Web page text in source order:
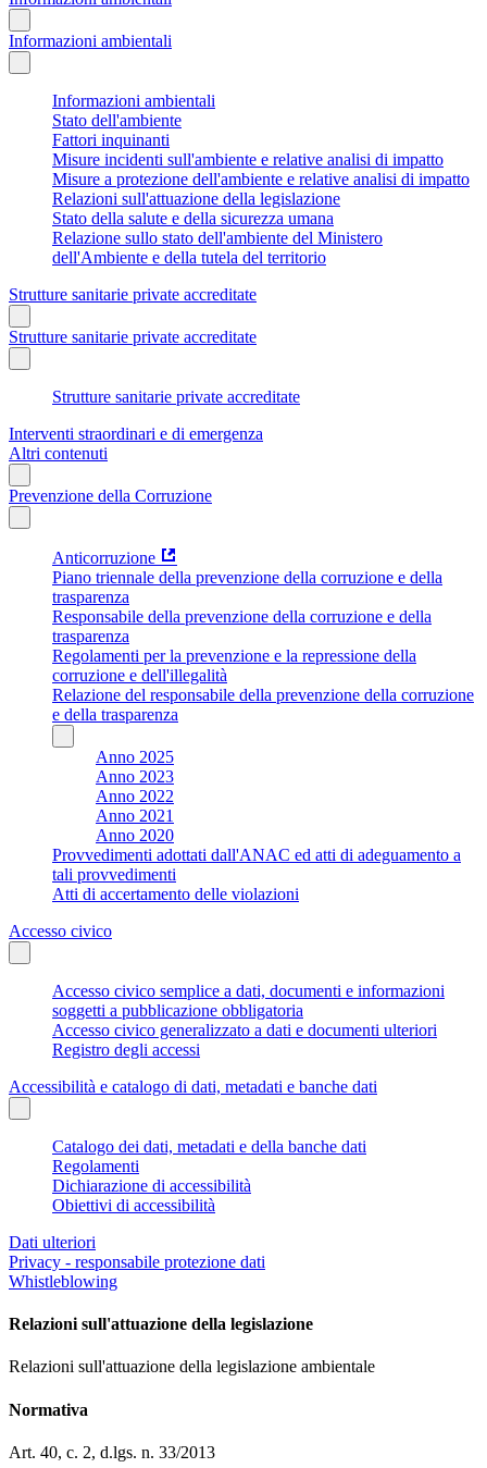
Informazioni ambientali
Informazioni ambientali
Stato dell'ambiente
Fattori inquinanti
Misure incidenti sull'ambiente e relative analisi di impatto
Misure a protezione dell'ambiente e relative analisi di impatto
Relazioni sull'attuazione della legislazione
Stato della salute e della sicurezza umana
Relazione sullo stato dell'ambiente del Ministero
dell'Ambiente e della tutela del territorio
Strutture sanitarie private accreditate
Strutture sanitarie private accreditate
Strutture sanitarie private accreditate
Interventi straordinari e di emergenza
Altri contenuti
Prevenzione della Corruzione
Anticorruzione
Piano triennale della prevenzione della corruzione e della
trasparenza
Responsabile della prevenzione della corruzione e della
trasparenza
Regolamenti per la prevenzione e la repressione della
corruzione e dell'illegalità
Relazione del responsabile della prevenzione della corruzione
e della trasparenza
Anno 2025
Anno 2023
Anno 2022
Anno 2021
Anno 2020
Provvedimenti adottati dall'ANAC ed atti di adeguamento a
tali provvedimenti
Atti di accertamento delle violazioni
Accesso civico
Accesso civico semplice a dati, documenti e informazioni
soggetti a pubblicazione obbligatoria
Accesso civico generalizzato a dati e documenti ulteriori
Registro degli accessi
Accessibilità e catalogo di dati, metadati e banche dati
Catalogo dei dati, metadati e della banche dati
Regolamenti
Dichiarazione di accessibilità
Obiettivi di accessibilità
Dati ulteriori
Privacy - responsabile protezione dati
Whistleblowing
Relazioni sull'attuazione della legislazione
Relazioni sull'attuazione della legislazione ambientale
Normativa
Art. 40, c. 2, d.lgs. n. 33/2013